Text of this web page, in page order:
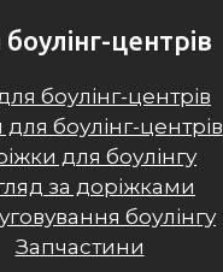
центрів
боулінг-центрів
для боулінг-центрів
для боулінгу
за доріжками
боулінгу
Запчастини